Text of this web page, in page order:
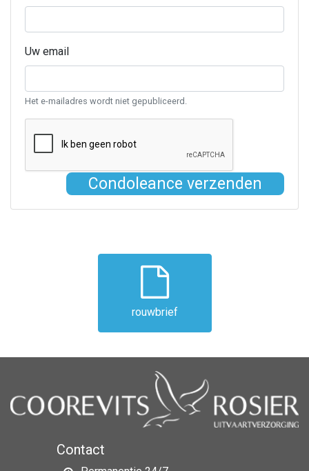
Uw email
Het e-mailadres wordt niet gepubliceerd.
Condoleance verzenden
rouwbrief
Contact